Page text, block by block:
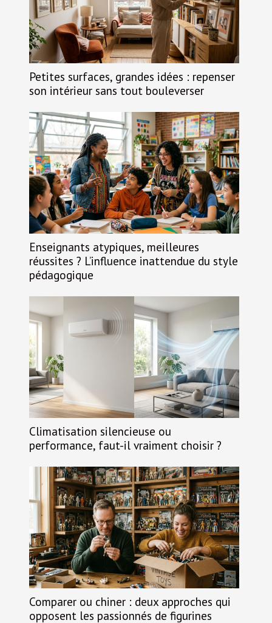
Petites surfaces, grandes idées : repenser
son intérieur sans tout bouleverser
Enseignants atypiques, meilleures
réussites ? L’influence inattendue du style
pédagogique
Climatisation silencieuse ou
performance, faut-il vraiment choisir ?
Comparer ou chiner : deux approches qui
opposent les passionnés de figurines